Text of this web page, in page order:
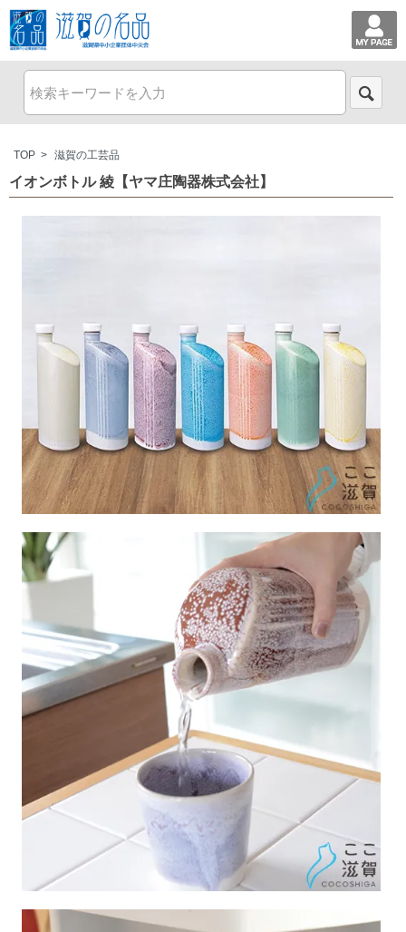
TOP > 滋賀の工芸品
イオンボトル 綾【ヤマ庄陶器株式会社】